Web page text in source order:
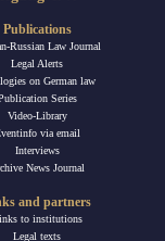
Publications
Russian Law Journal
Legal Alerts
on German law
Series
Video-Library
via email
Interviews
News Journal
and partners
to institutions
Legal texts